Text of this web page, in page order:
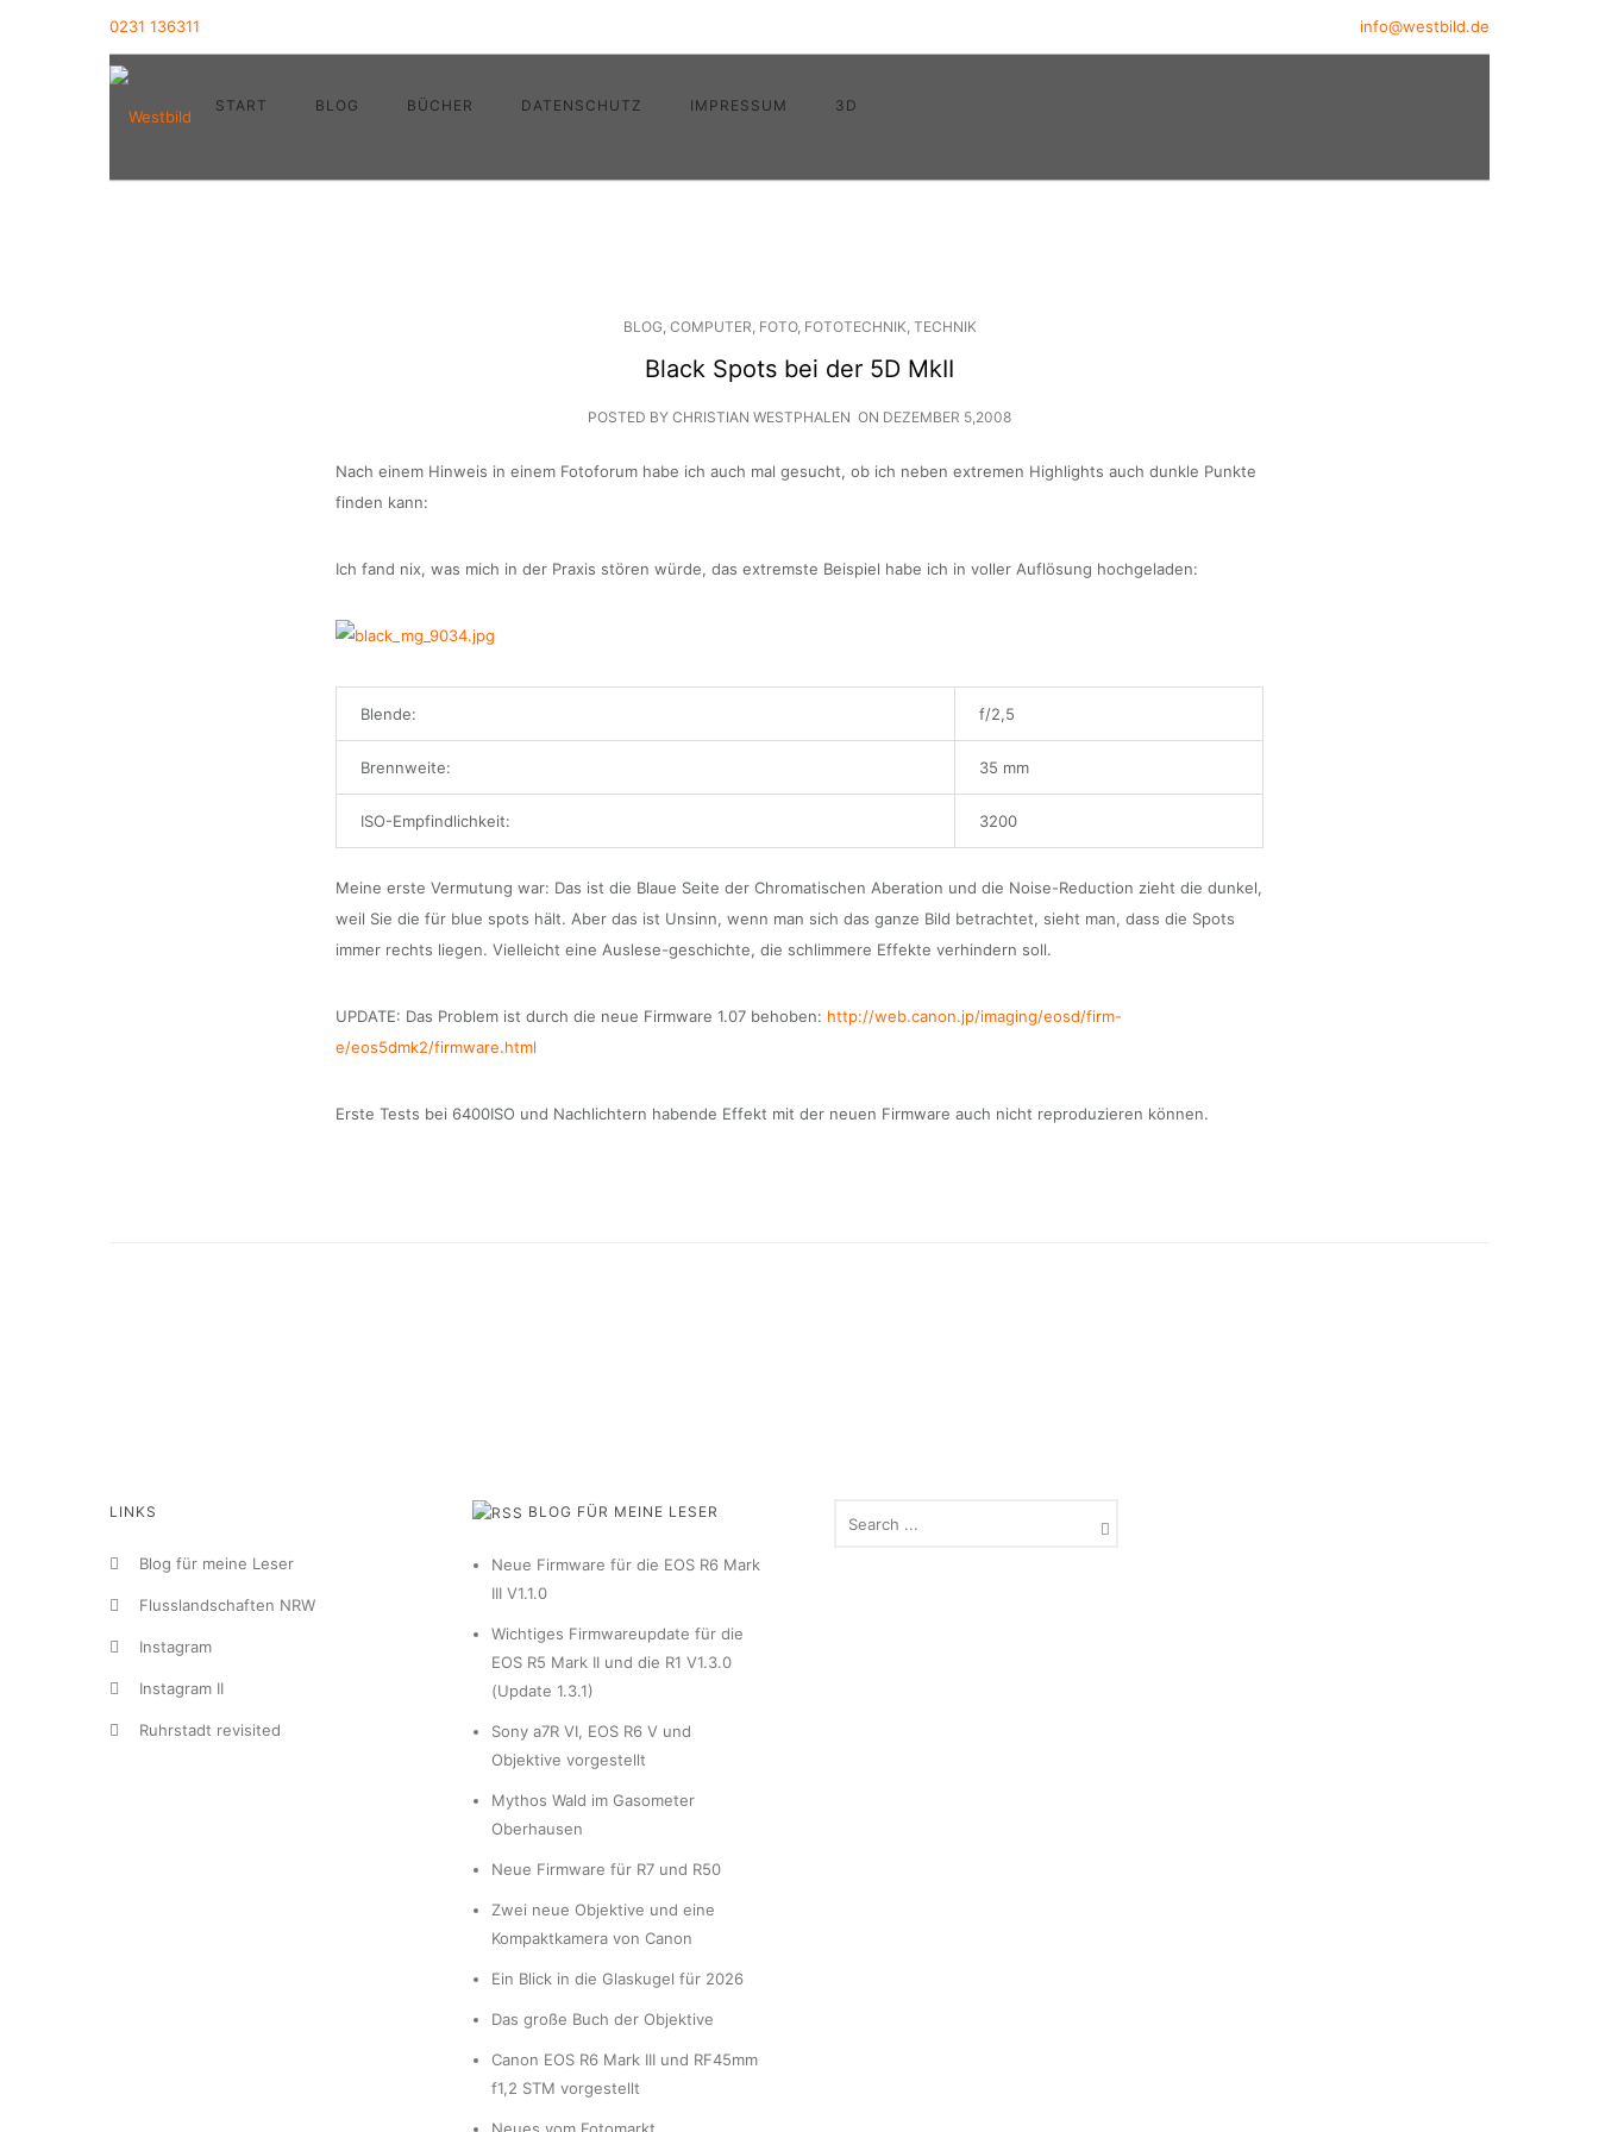
0231 136311 info@westbild.de
START BLOG BÜCHER DATENSCHUTZ IMPRESSUM 3D
BLOG, COMPUTER, FOTO, FOTOTECHNIK, TECHNIK
Black Spots bei der 5D MkII
POSTED BY CHRISTIAN WESTPHALEN ON DEZEMBER 5,2008
Nach einem Hinweis in einem Fotoforum habe ich auch mal gesucht, ob ich neben extremen Highlights auch dunkle Punkte
finden kann:
Ich fand nix, was mich in der Praxis stören würde, das extremste Beispiel habe ich in voller Auflösung hochgeladen:
Blende: f/2,5
Brennweite: 35 mm
ISO-Empfindlichkeit: 3200
Meine erste Vermutung war: Das ist die Blaue Seite der Chromatischen Aberation und die Noise-Reduction zieht die dunkel,
weil Sie die für blue spots hält. Aber das ist Unsinn, wenn man sich das ganze Bild betrachtet, sieht man, dass die Spots
immer rechts liegen. Vielleicht eine Auslese-geschichte, die schlimmere Effekte verhindern soll.
UPDATE: Das Problem ist durch die neue Firmware 1.07 behoben: http://web.canon.jp/imaging/eosd/firm-
e/eos5dmk2/firmware.html
Erste Tests bei 6400ISO und Nachlichtern habende Effekt mit der neuen Firmware auch nicht reproduzieren können.
LINKS
Blog für meine Leser
Flusslandschaften NRW
Instagram
Instagram II
Ruhrstadt revisited
BLOG FÜR MEINE LESER
Neue Firmware für die EOS R6 Mark
III V1.1.0
Wichtiges Firmwareupdate für die
EOS R5 Mark II und die R1 V1.3.0
(Update 1.3.1)
Sony a7R VI, EOS R6 V und
Objektive vorgestellt
Mythos Wald im Gasometer
Oberhausen
Neue Firmware für R7 und R50
Zwei neue Objektive und eine
Kompaktkamera von Canon
Ein Blick in die Glaskugel für 2026
Das große Buch der Objektive
Canon EOS R6 Mark III und RF45mm
f1,2 STM vorgestellt
Neues vom Fotomarkt